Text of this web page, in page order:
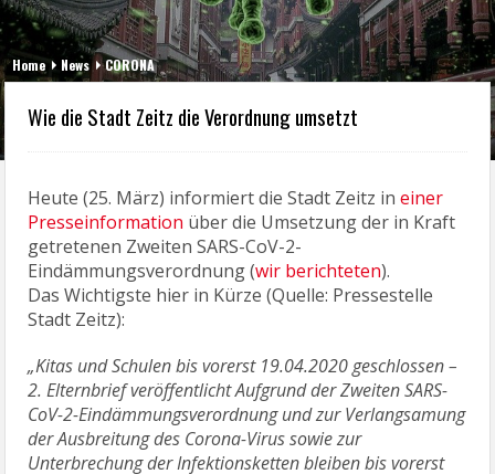
Home News CORONA
Wie die Stadt Zeitz die Verordnung umsetzt
Heute (25. März) informiert die Stadt Zeitz ineiner
Presseinformation über die Umsetzung der in Kraft
getretenen Zweiten SARS-CoV-2-
Eindämmungsverordnung (wir berichteten).
Das Wichtigste hier in Kürze (Quelle: Pressestelle
Stadt Zeitz):
„Kitas und Schulen bis vorerst 19.04.2020 geschlossen –
2. Elternbrief veröffentlicht Aufgrund der Zweiten SARS-
CoV-2-Eindämmungsverordnung und zur Verlangsamung
der Ausbreitung des Corona-Virus sowie zur
Unterbrechung der Infektionsketten bleiben bis vorerst